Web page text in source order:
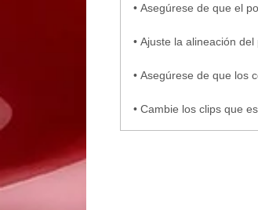
• Asegúrese de que el
• Ajuste la alineación del
• Asegúrese de que los
• Cambie los clips que